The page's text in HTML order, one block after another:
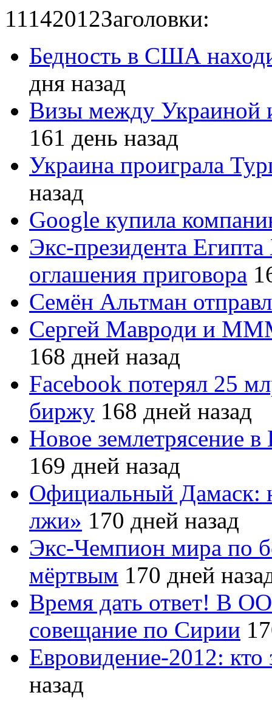
11142012Заголовки:
Бедность в США
дня назад
Визы между Украиной
161 день назад
Украина проиграла
назад
Google купила
Экс-президента
оглашения приговора
Семён Альтман
Сергей Мавроди и
168 дней назад
Facebook потерял 25
биржу 168 дней назад
Новое землетрясение
169 дней назад
Официальный Дамаск:
лжи» 170 дней назад
Экс-Чемпион мира по
мёртвым 170 дней
Время дать ответ! В
совещание по Сирии
Евровидение-2012: кто
назад